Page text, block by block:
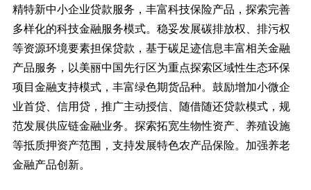
精特新中小企业贷款服务，丰富科技保险产品，探索完善
多样化的科技金融服务模式。稳妥发展碳排放权、排污权
等资源环境要素担保贷款，基于碳足迹信息丰富相关金融
产品服务，以美丽中国先行区为重点探索区域性生态环保
项目金融支持模式，丰富绿色期货品种。鼓励增加小微企
业首贷、信用贷，推广主动授信、随借随还贷款模式，规
范发展供应链金融业务。探索拓宽生物性资产、养殖设施
等抵质押资产范围，支持发展特色农产品保险。加强养老
金融产品创新。